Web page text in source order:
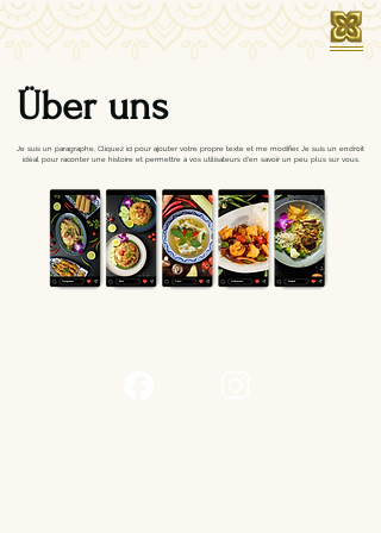
Über uns
Je suis un paragraphe. Cliquez ici pour ajouter votre propre texte et me modifier. Je suis un endroit
idéal pour raconter une histoire et permettre à vos utilisateurs d'en savoir un peu plus sur vous.